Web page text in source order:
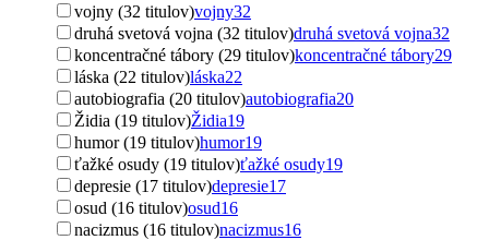
vojny (32 titulov)vojny32
druhá svetová vojna (32 titulov)druhá svetová vojna32
koncentračné tábory (29 titulov)koncentračné tábory29
láska (22 titulov)láska22
autobiografia (20 titulov)autobiografia20
Židia (19 titulov)Židia19
humor (19 titulov)humor19
ťažké osudy (19 titulov)ťažké osudy19
depresie (17 titulov)depresie17
osud (16 titulov)osud16
nacizmus (16 titulov)nacizmus16